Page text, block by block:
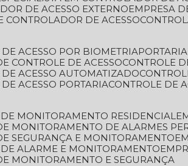
DE ACESSO EXTERNO
EMPRESA
CONTROLADOR DE ACESSO
DE ACESSO POR BIOMETRIA
CONTROLE DE ACESSO
CONTROLE
DE ACESSO AUTOMATIZADO
DE ACESSO PORTARIA CONTROLE DE
DE MONITORAMENTO RESIDENCIAL
MONITORAMENTO DE ALARMES
SEGURANÇA E MONITORAMENTO
DE ALARME E MONITORAMENTO
MONITORAMENTO E SEGURANÇA